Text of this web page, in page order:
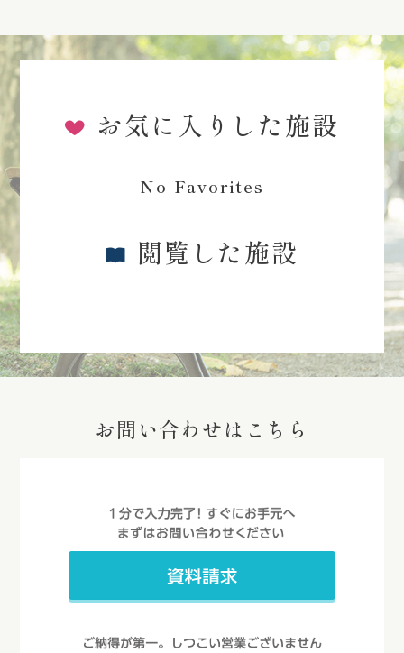
お気に入りした施設
No Favorites
閲覧した施設
お問い合わせはこちら